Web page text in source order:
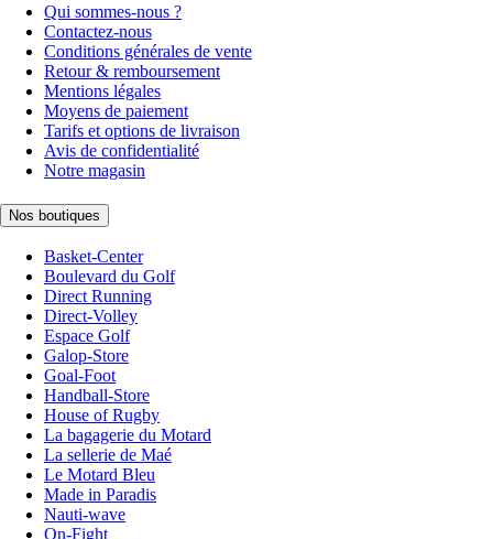
Qui sommes-nous ?
Contactez-nous
Conditions générales de vente
Retour & remboursement
Mentions légales
Moyens de paiement
Tarifs et options de livraison
Avis de confidentialité
Notre magasin
Nos boutiques
Basket-Center
Boulevard du Golf
Direct Running
Direct-Volley
Espace Golf
Galop-Store
Goal-Foot
Handball-Store
House of Rugby
La bagagerie du Motard
La sellerie de Maé
Le Motard Bleu
Made in Paradis
Nauti-wave
On-Fight